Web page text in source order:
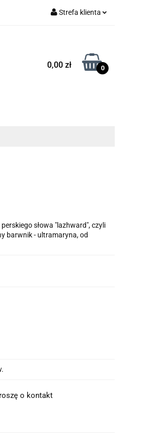
Strefa klienta
Zarejestruj się
Dodaj zgłoszenie
0,00 zł 0
słowa "lazhward", czyli
barwnik - ultramaryna, od
o kontakt